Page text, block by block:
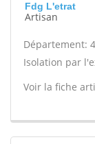
Fdg L'etrat
Artisan
Département:
Isolation par
Voir la fiche